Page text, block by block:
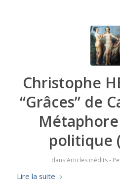
Christophe
“Grâces” de
Métaphore
politique
dansArticles inédits -
Lire la suite